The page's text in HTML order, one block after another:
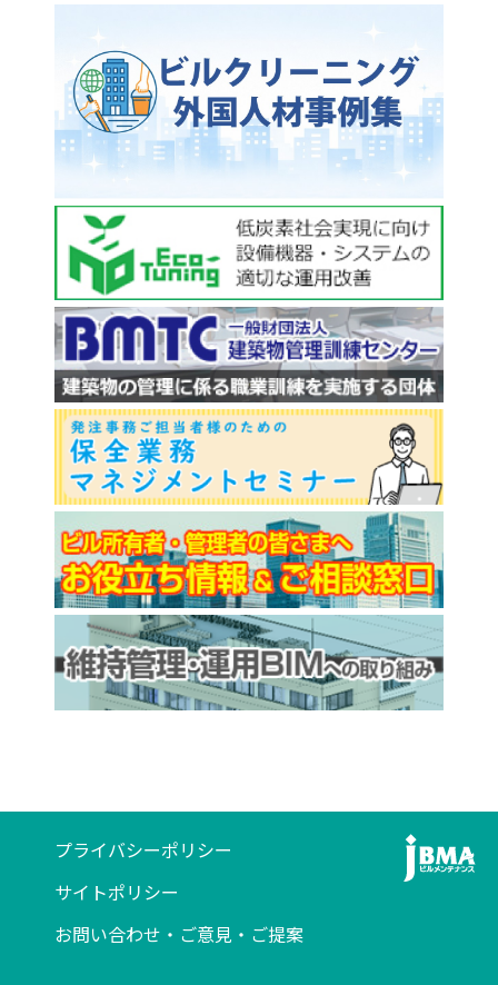
プライバシーポリシー
サイトポリシー
お問い合わせ・ご意見・ご提案